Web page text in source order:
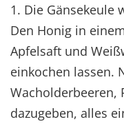
1. Die Gänsekeule
Den Honig in
Apfelsaft und
einkochen lassen.
Wacholderbeeren,
dazugeben, alles